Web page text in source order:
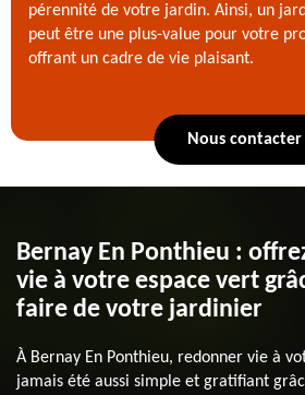
pérennité de votre jardin. Ainsi, un
peut être une plus-value pour votre
offrant un cadre de vie plaisant.
Nous contacter
Bernay En Ponthieu :
vie à votre espace vert
faire de votre jardinier
À Bernay En Ponthieu, redonner vie à
jamais été aussi simple et gratifiant